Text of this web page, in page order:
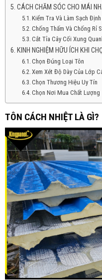
CÁCH CHĂM SÓC CHO MÁI
Kiểm Tra Và Làm Sạch Định
Chống Thấm Và Chống Rỉ
Cắt Tỉa Cây Cối Xung
KINH NGHIỆM HỮU ÍCH KHI
Chọn Đúng Loại Tôn
Xem Xét Độ Dày Của Lớp
Chọn Thương Hiệu Uy Tín
Chọn Nơi Mua Chất Lượng
TÔN CÁCH NHIỆT LÀ GÌ?